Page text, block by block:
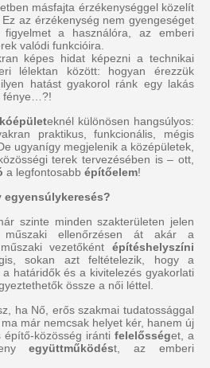
másfajta érzékenységgel közelít
Ez az érzékenység nem gyengeséget
figyelmet a használóra, az emberi
valódi funkcióira.
képes hidat képezni a technikai
lélektan között: hogyan érezzük
hatást gyakorol ránk egy lakás
fénye…?!
eknél különösen hangsúlyos:
praktikus, funkcionális, mégis
ugyanígy megjelenik a középületek,
terek tervezésében is – ott,
a legfontosabb építőelem!
egyensúlykeresés?
szinte minden szakterületen jelen
ellenőrzésen át akár a
vezetőként építéshelyszíni
sokan azt feltételezik, hogy a
határidők és a kivitelezés gyakorlati
össze a női léttel.
ha Nő, erős szakmai tudatossággal
már nemcsak helyet kér, hanem új
közösség iránti felelősséget, a
együttműködést, az emberi